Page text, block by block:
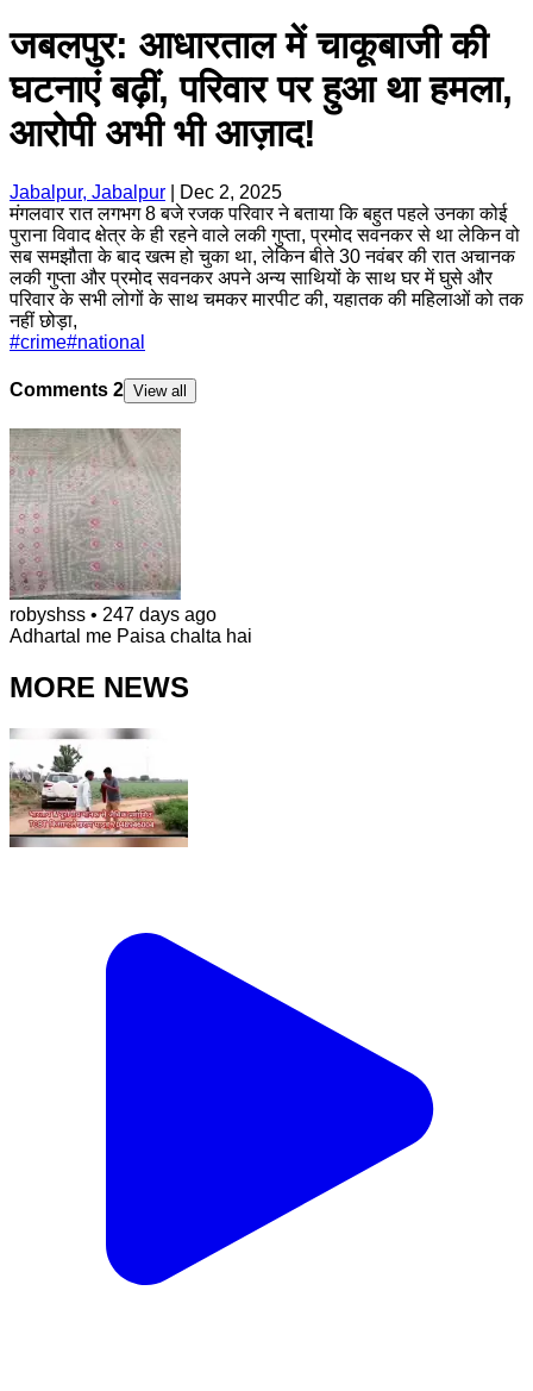
जबलपुर: आधारताल में चाकूबाजी की
घटनाएं बढ़ीं, परिवार पर हुआ था हमला,
आरोपी अभी भी आज़ाद!
Jabalpur, Jabalpur
Dec 2, 2025
मंगलवार रात लगभग 8 बजे रजक परिवार ने बताया कि बहुत पहले उनका कोई
पुराना विवाद क्षेत्र के ही रहने वाले लकी गुप्ता, प्रमोद सवनकर से था लेकिन वो
सब समझौता के बाद खत्म हो चुका था, लेकिन बीते 30 नवंबर की रात अचानक
लकी गुप्ता और प्रमोद सवनकर अपने अन्य साथियों के साथ घर में घुसे और
परिवार के सभी लोगों के साथ चमकर मारपीट की, यहातक की महिलाओं को तक
नहीं छोड़ा,
#crime#national
Comments 2 View all
robyshss • 247 days ago
Adhartal me Paisa chalta hai
MORE NEWS